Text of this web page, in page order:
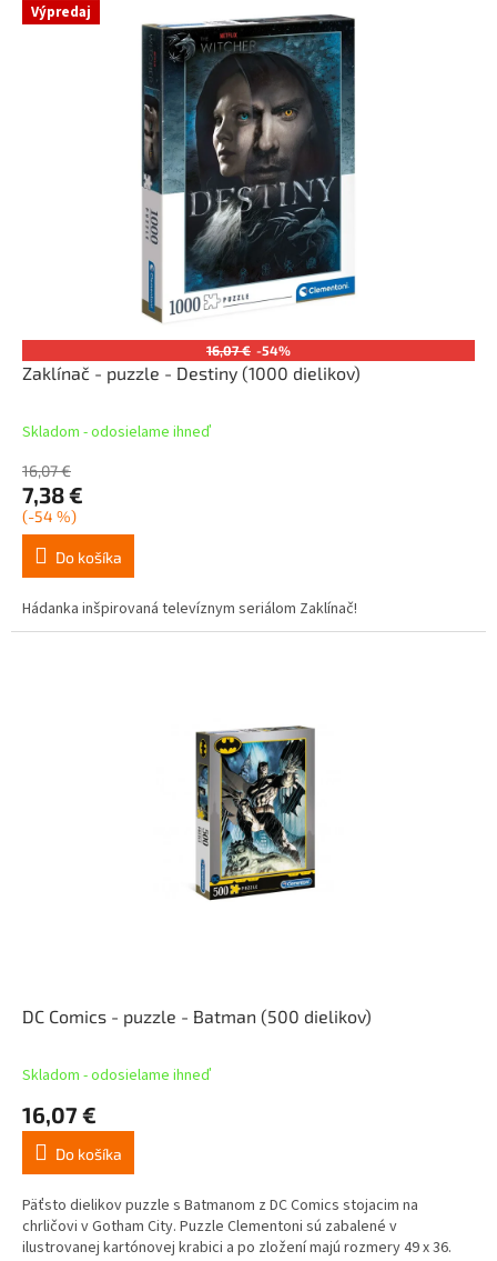
Výpredaj
16,07 € -54%
Zaklínač - puzzle - Destiny (1000 dielikov)
Skladom - odosielame ihneď
16,07 €
7,38 €
(-54 %)
Do košíka
Hádanka inšpirovaná televíznym seriálom Zaklínač!
DC Comics - puzzle - Batman (500 dielikov)
Skladom - odosielame ihneď
16,07 €
Do košíka
Päťsto dielikov puzzle s Batmanom z DC Comics stojacim na
chrličovi v Gotham City. Puzzle Clementoni sú zabalené v
ilustrovanej kartónovej krabici a po zložení majú rozmery 49 x 36.